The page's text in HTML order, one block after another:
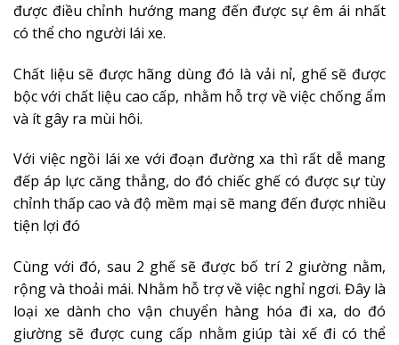
được điều chỉnh hướng mang đến được sự êm ái nhất
có thể cho người lái xe.
Chất liệu sẽ được hãng dùng đó là vải nỉ, ghế sẽ được
bộc với chất liệu cao cấp, nhằm hỗ trợ về việc chống ẩm
và ít gây ra mùi hôi.
Với việc ngồi lái xe với đoạn đường xa thì rất dễ mang
đếp áp lực căng thẳng, do đó chiếc ghế có được sự tùy
chỉnh thấp cao và độ mềm mại sẽ mang đến được nhiều
tiện lợi đó
Cùng với đó, sau 2 ghế sẽ được bố trí 2 giường nằm,
rộng và thoải mái. Nhằm hỗ trợ về việc nghỉ ngơi. Đây là
loại xe dành cho vận chuyển hàng hóa đi xa, do đó
giường sẽ được cung cấp nhằm giúp tài xế đi có thể